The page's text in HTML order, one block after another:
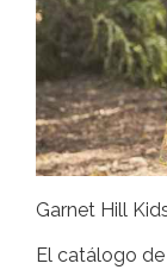
Garnet Hill
El catálogo